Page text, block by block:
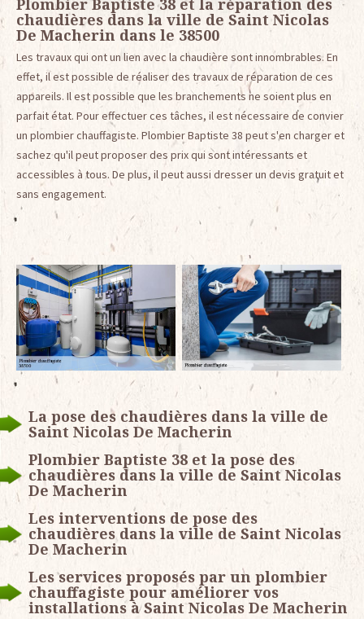
chaudières dans la ville de Saint Nicolas
De Macherin dans le 38500
Les travaux qui ont un lien avec la chaudière sont innombrables. En
effet, il est possible de réaliser des travaux de réparation de ces
appareils. Il est possible que les branchements ne soient plus en
parfait état. Pour effectuer ces tâches, il est nécessaire de convier
un plombier chauffagiste. Plombier Baptiste 38 peut s'en charger et
sachez qu'il peut proposer des prix qui sont intéressants et
accessibles à tous. De plus, il peut aussi dresser un devis gratuit et
sans engagement.
La pose des chaudières dans la ville de
Saint Nicolas De Macherin
Plombier Baptiste 38 et la pose des
chaudières dans la ville de Saint Nicolas
De Macherin
Les interventions de pose des
chaudières dans la ville de Saint Nicolas
De Macherin
Les services proposés par un plombier
chauffagiste pour améliorer vos
installations à Saint Nicolas De Macherin